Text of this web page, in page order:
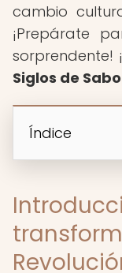
cambio
¡Prepárate
sorprendente!
Siglos de
Índice